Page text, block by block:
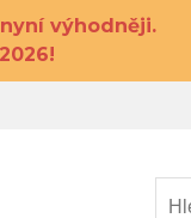
výhodněji.